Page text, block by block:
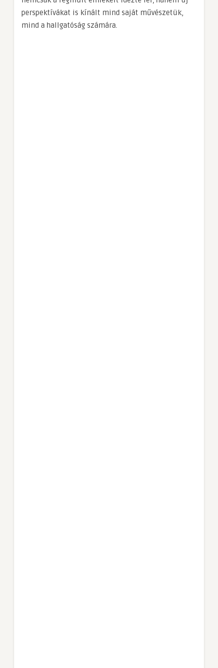
perspektívákat is kínált mind saját művészetük,
mind a hallgatóság számára.